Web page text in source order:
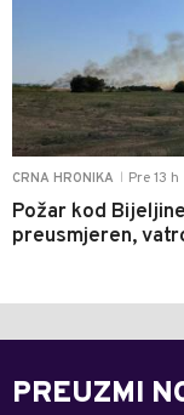
CRNA HRONIKA Pre 13 h
Požar kod
preusmjeren,
PREUZMI